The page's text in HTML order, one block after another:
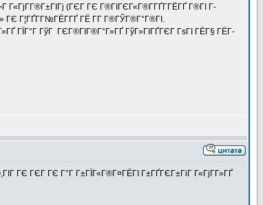
Г«ГјГ­Г®Г±ГІГј (ГЄГ ГЄ Г®ГІГЄГ«Г®Г­ГҐГ­ГЁГҐ Г®ГІ Г­
ГЄ Г¦ГҐГ­Г№ГЁГ­ГҐ ГЁ Г­Г Г®ГЎГ®Г°Г®ГІ.
ГЇГ°Г ГўГ ГЄГ®ГІГ®Г°Г»ГҐ ГўГ»ГІГҐГЄГ ГѕГІ ГЁГ§ ГЁГ­
ГЄ ГЄГ ГЄ Г°Г Г±ГЇГ«Г®Г¤ГЁГІ Г±ГҐГЄГ±ГіГ Г«ГјГ­Г»ГҐ